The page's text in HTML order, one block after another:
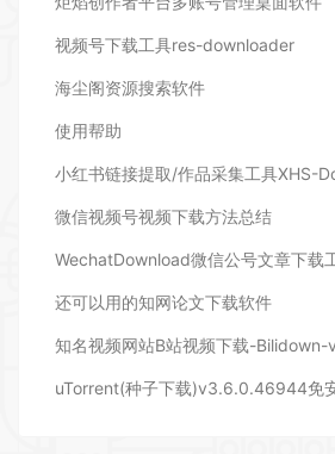
视频号下载工具res-downloader
海尘阁资源搜索软件
使用帮助
微信视频号视频下载方法总结
还可以用的知网论文下载软件